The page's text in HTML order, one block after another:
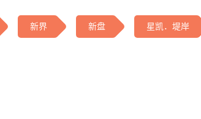
新界 新盘 星凯．堤岸